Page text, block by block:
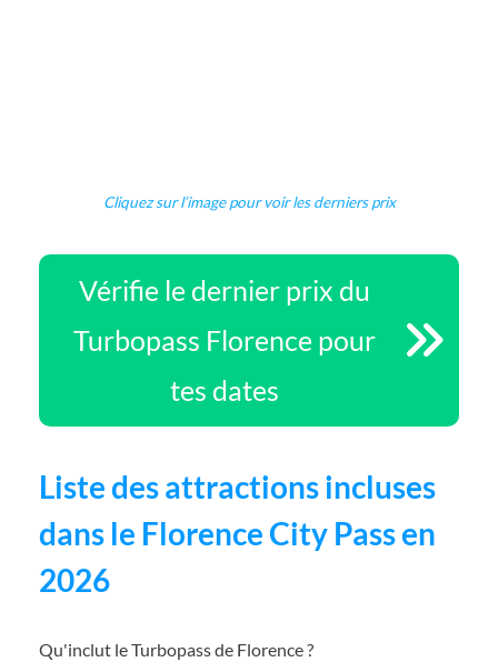
Cliquez sur l’image pour voir les derniers prix
Vérifie le dernier prix du
Turbopass Florence pour
tes dates
Liste des attractions incluses
dans le Florence City Pass en
2026
Qu'inclut le Turbopass de Florence ?